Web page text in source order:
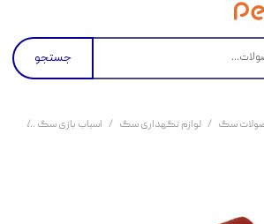
جستجو
سگ لوازم نگهداری سگ اسباب بازی سگ